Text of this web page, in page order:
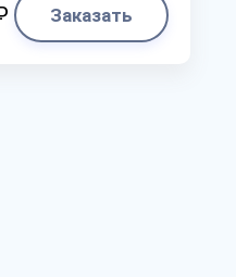
Заказать